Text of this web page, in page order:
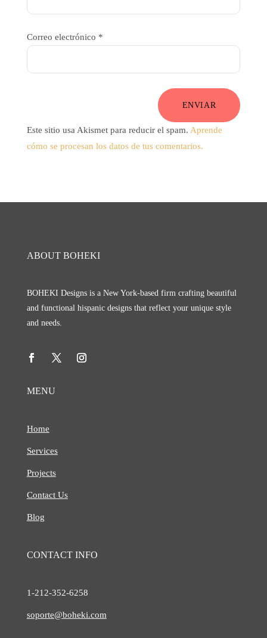
Correo electrónico *
ENVIAR
Este sitio usa Akismet para reducir el spam. Aprende
cómo se procesan los datos de tus comentarios.
ABOUT BOHEKI
BOHEKI Designs is a New York-based firm crafting beautiful
and functional hispanic designs that reflect your unique style
and needs.
MENU
Home
Services
Projects
Contact Us
Blog
CONTACT INFO
1-212-352-6258
soporte@boheki.com